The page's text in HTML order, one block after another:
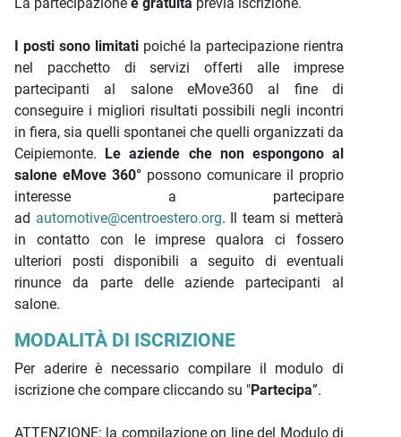
La partecipazione è gratuita previa iscrizione.
I posti sono limitati poiché la partecipazione rientra
nel pacchetto di servizi offerti alle imprese
partecipanti al salone eMove360 al fine di
conseguire i migliori risultati possibili negli incontri
in fiera, sia quelli spontanei che quelli organizzati da
Ceipiemonte.
Le aziende che non espongono al
salone eMove 360° possono comunicare il proprio
interesse a partecipare
ad automotive@centroestero.org. Il team si metterà
in contatto con le imprese qualora ci fossero
ulteriori posti disponibili a seguito di eventuali
rinunce da parte delle aziende partecipanti al
salone.
MODALITÀ DI ISCRIZIONE
Per aderire è necessario compilare il modulo di
iscrizione che compare cliccando su "Partecipa”.
ATTENZIONE: la compilazione on line del Modulo di